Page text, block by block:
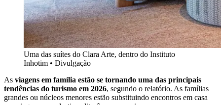
Uma das suítes do Clara Arte, dentro do Instituto
Inhotim • Divulgação
As viagens em família estão se tornando uma das principais
tendências do turismo em 2026, segundo o relatório. As famílias
grandes ou núcleos menores estão substituindo encontros em casa